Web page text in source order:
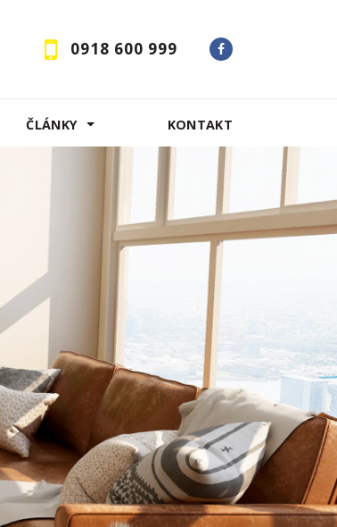
0918 600 999
ČLÁNKY KONTAKT